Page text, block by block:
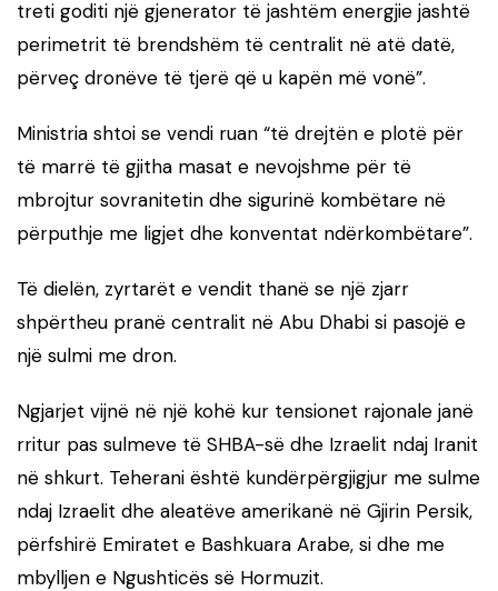
treti goditi një gjenerator të jashtëm energjie jashtë
perimetrit të brendshëm të centralit në atë datë,
përveç dronëve të tjerë që u kapën më vonë”.
Ministria shtoi se vendi ruan “të drejtën e plotë për
të marrë të gjitha masat e nevojshme për të
mbrojtur sovranitetin dhe sigurinë kombëtare në
përputhje me ligjet dhe konventat ndërkombëtare”.
Të dielën, zyrtarët e vendit thanë se një zjarr
shpërtheu pranë centralit në Abu Dhabi si pasojë e
një sulmi me dron.
Ngjarjet vijnë në një kohë kur tensionet rajonale janë
rritur pas sulmeve të SHBA-së dhe Izraelit ndaj Iranit
në shkurt. Teherani është kundërpërgjigjur me sulme
ndaj Izraelit dhe aleatëve amerikanë në Gjirin Persik,
përfshirë Emiratet e Bashkuara Arabe, si dhe me
mbylljen e Ngushticës së Hormuzit.